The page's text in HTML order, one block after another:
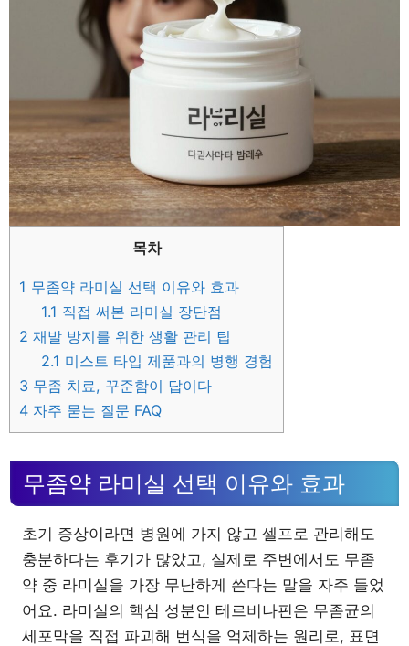
목차
1 무좀약 라미실 선택 이유와 효과
1.1 직접 써본 라미실 장단점
2 재발 방지를 위한 생활 관리 팁
2.1 미스트 타입 제품과의 병행 경험
3 무좀 치료, 꾸준함이 답이다
4 자주 묻는 질문 FAQ
무좀약 라미실 선택 이유와 효과
초기 증상이라면 병원에 가지 않고 셀프로 관리해도
충분하다는 후기가 많았고, 실제로 주변에서도 무좀
약 중 라미실을 가장 무난하게 쓴다는 말을 자주 들었
어요. 라미실의 핵심 성분인 테르비나핀은 무좀균의
세포막을 직접 파괴해 번식을 억제하는 원리로, 표면